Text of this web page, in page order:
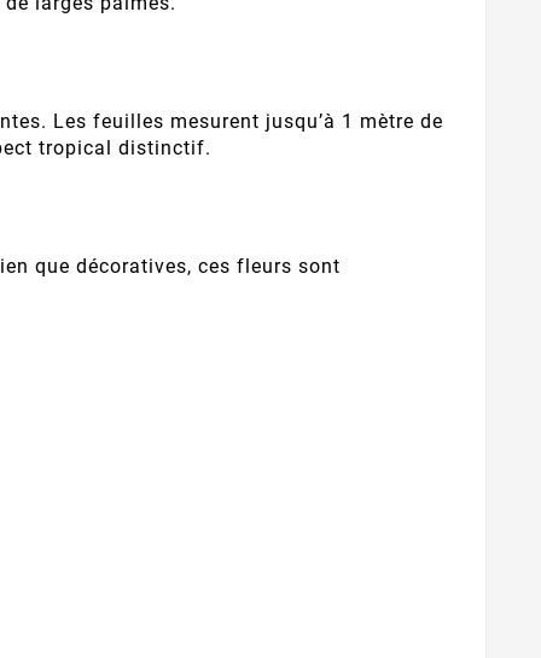
Les feuilles mesurent jusqu’à 1 mètre de
tropical distinctif.
que décoratives, ces fleurs sont